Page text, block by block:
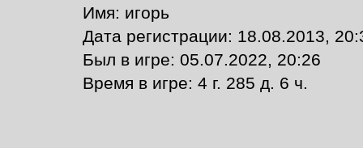
Имя: игорь
Дата регистрации: 18.08.2013,
Был в игре: 05.07.2022, 20:26
Время в игре: 4 г. 285 д. 6 ч.